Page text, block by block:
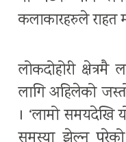
कलाकारहरुले राहत
लोकदोहोरी
लागि अहिलेको
। ‘लामो समयदेखि